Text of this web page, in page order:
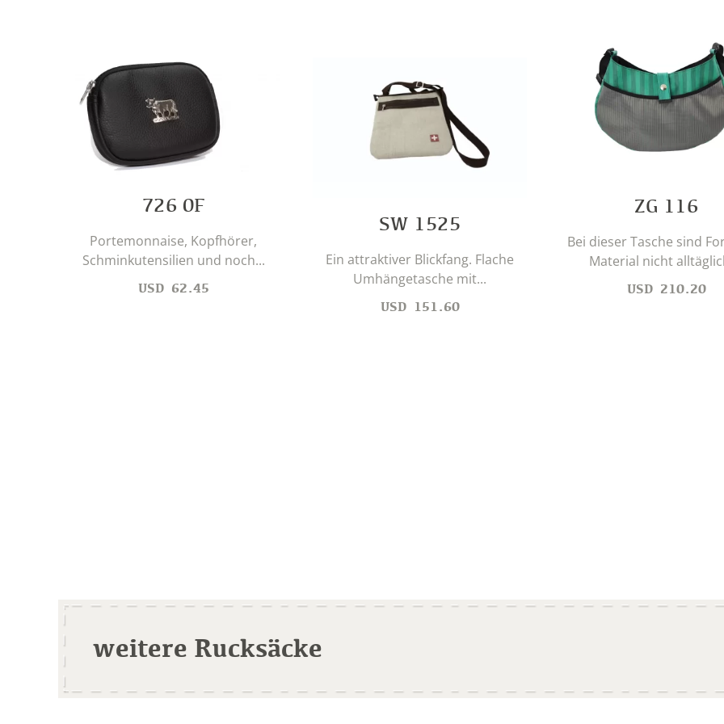
726 0F
Portemonnaise, Kopfhörer,
Schminkutensilien und noch...
USD 62.45
SW 1525
Ein attraktiver Blickfang. Flache
Umhängetasche mit...
USD 151.60
ZG 116
Bei dieser Tasche sind
Material nicht
USD 210.20
weitere Rucksäcke